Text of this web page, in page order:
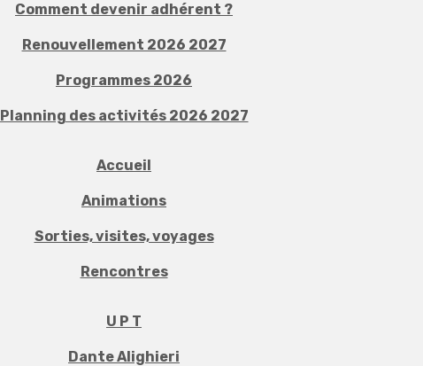
Comment devenir adhérent ?
Renouvellement 2026 2027
Programmes 2026
Planning des activités 2026 2027
Accueil
Animations
Sorties, visites, voyages
Rencontres
U P T
Dante Alighieri